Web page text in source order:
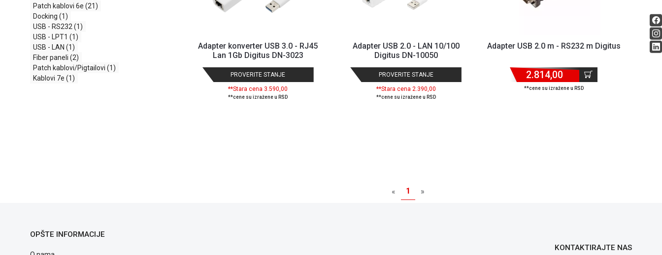
Patch kablovi 6e (21)
Docking (1)
USB - RS232 (1)
USB - LPT1 (1)
USB - LAN (1)
Fiber paneli (2)
Patch kablovi/Pigtailovi (1)
Kablovi 7e (1)
Adapter konverter USB 3.0 - RJ45
Lan 1Gb Digitus DN-3023
PROVERITE STANJE
**Stara cena 3.590,00
**cene su izražene u RSD
Adapter USB 2.0 - LAN 10/100
Digitus DN-10050
PROVERITE STANJE
**Stara cena 2.390,00
**cene su izražene u RSD
Adapter USB 2.0 m - RS232 m Digitus
2.814,00
**cene su izražene u RSD
« 1 »
OPŠTE INFORMACIJE
KONTAKTIRAJTE NAS